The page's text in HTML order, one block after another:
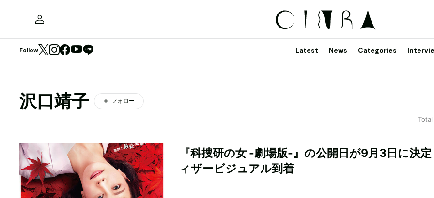
Follow Latest News Categories
沢口靖子 フォロー
『科捜研の女 -劇場版-』の公開日が9月3日に決
ィザービジュアル到着